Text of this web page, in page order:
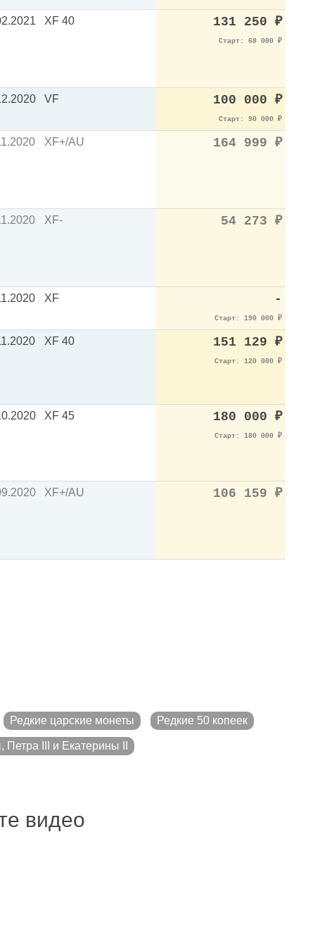
XF 40 131 250 ₽
Старт: 68 000 ₽
VF 100 000 ₽
Старт: 90 000 ₽
XF+/AU 164 999 ₽
XF- 54 273 ₽
XF -
Старт: 190 000 ₽
XF 40 151 129 ₽
Старт: 120 000 ₽
XF 45 180 000 ₽
Старт: 180 000 ₽
XF+/AU 106 159 ₽
Редкие царские монеты Редкие 50 копеек
III и Екатерины II
видео